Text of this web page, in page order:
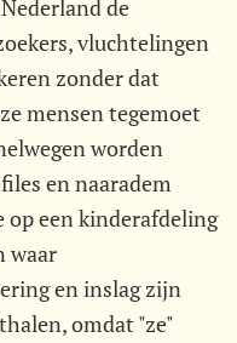
de
vluchtelingen
zonder dat
mensen tegemoet
worden
en naaradem
op een kinderafdeling
waar
en inslag zijn
omdat "ze"